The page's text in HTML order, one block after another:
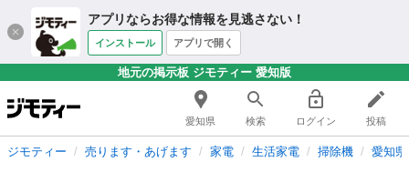
アプリならお得な情報を見逃さない！
インストール アプリで開く
地元の掲示板 ジモティー 愛知版
愛知県 検索 ログイン 投稿
ジモティー 売ります・あげます 家電 生活家電 掃除機 愛知